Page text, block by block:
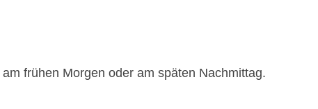
frühen Morgen oder am späten Nachmittag.